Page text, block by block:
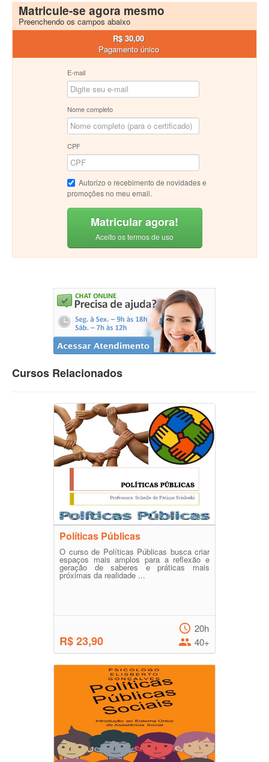
Matricule-se agora mesmo
Preenchendo os campos abaixo
R$ 30,00
Pagamento único
E-mail
Nome completo
CPF
Autorizo o recebimento de novidades e
promoções no meu email.
Matricular agora!
Aceito os termos de uso
Cursos Relacionados
Políticas Públicas
O curso de Políticas Públicas busca criar
espaços mais amplos para a reflexão e
geração de saberes e práticas mais
próximas da realidade ...
R$ 23,90
20h
40+